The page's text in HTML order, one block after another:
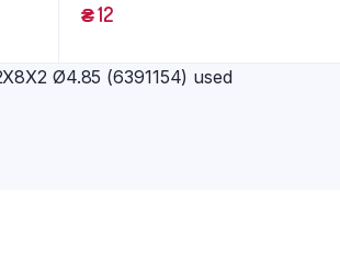
₴12
Ø4.85 (6391154) used